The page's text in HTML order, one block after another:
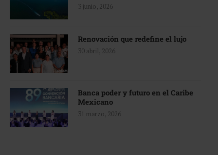
3 junio, 2026
Renovación que redefine el lujo
30 abril, 2026
Banca poder y futuro en el Caribe
Mexicano
31 marzo, 2026